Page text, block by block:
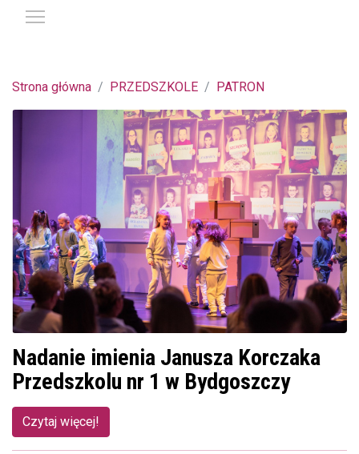
Strona główna PRZEDSZKOLE PATRON
Nadanie imienia Janusza Korczaka
Przedszkolu nr 1 w Bydgoszczy
Czytaj więcej!